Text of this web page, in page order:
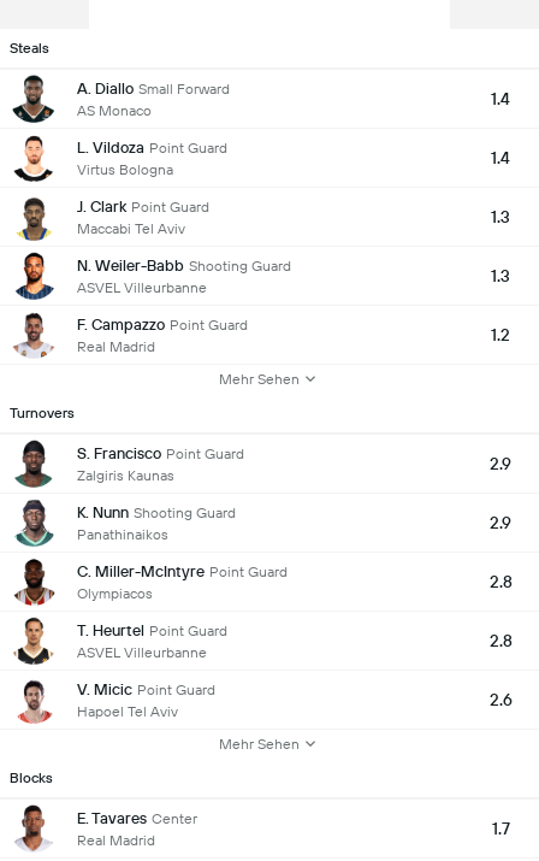
Steals
A. Diallo Small Forward
AS Monaco
1.4
L. Vildoza Point Guard
Virtus Bologna
1.4
J. Clark Point Guard
Maccabi Tel Aviv
1.3
N. Weiler-Babb Shooting Guard
ASVEL Villeurbanne
1.3
F. Campazzo Point Guard
Real Madrid
1.2
Mehr Sehen
Turnovers
S. Francisco Point Guard
Zalgiris Kaunas
2.9
K. Nunn Shooting Guard
Panathinaikos
2.9
C. Miller-McIntyre Point Guard
Olympiacos
2.8
T. Heurtel Point Guard
ASVEL Villeurbanne
2.8
V. Micic Point Guard
Hapoel Tel Aviv
2.6
Mehr Sehen
Blocks
E. Tavares Center
Real Madrid
1.7